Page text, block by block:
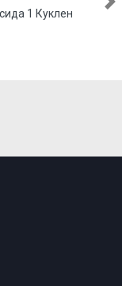
1 Куклен
Next